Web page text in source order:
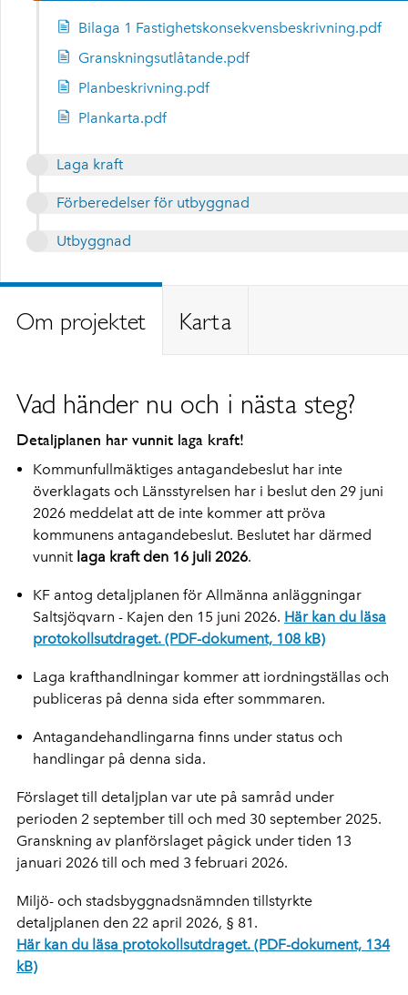
Bilaga 1 Fastighetskonsekvensbeskrivning.pdf
Granskningsutlåtande.pdf
Planbeskrivning.pdf
Plankarta.pdf
Laga kraft
Förberedelser för utbyggnad
Utbyggnad
Om projektet Karta
Vad händer nu och i nästa steg?
Detaljplanen har vunnit laga kraft!
Kommunfullmäktiges antagandebeslut har inte
överklagats och Länsstyrelsen har i beslut den 29 juni
2026 meddelat att de inte kommer att pröva
kommunens antagandebeslut. Beslutet har därmed
vunnit laga kraft den 16 juli 2026.
KF antog detaljplanen för Allmänna anläggningar
Saltsjöqvarn - Kajen den 15 juni 2026. Här kan du läsa
protokollsutdraget. (PDF-dokument, 108 kB)
Laga krafthandlningar kommer att iordningställas och
publiceras på denna sida efter sommmaren.
Antagandehandlingarna finns under status och
handlingar på denna sida.
Förslaget till detaljplan var ute på samråd under
perioden 2 september till och med 30 september 2025.
Granskning av planförslaget pågick under tiden 13
januari 2026 till och med 3 februari 2026.
Miljö- och stadsbyggnadsnämnden tillstyrkte
detaljplanen den 22 april 2026, § 81.
Här kan du läsa protokollsutdraget. (PDF-dokument, 134
kB)